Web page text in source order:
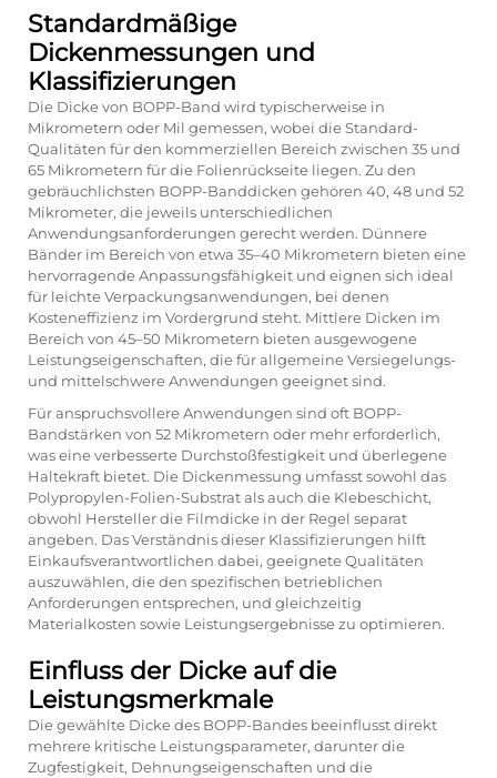
Standardmäßige
Dickenmessungen und
Klassifizierungen
Die Dicke von BOPP-Band wird typischerweise in
Mikrometern oder Mil gemessen, wobei die Standard-
Qualitäten für den kommerziellen Bereich zwischen 35 und
65 Mikrometern für die Folienrückseite liegen. Zu den
gebräuchlichsten BOPP-Banddicken gehören 40, 48 und 52
Mikrometer, die jeweils unterschiedlichen
Anwendungsanforderungen gerecht werden. Dünnere
Bänder im Bereich von etwa 35–40 Mikrometern bieten eine
hervorragende Anpassungsfähigkeit und eignen sich ideal
für leichte Verpackungsanwendungen, bei denen
Kosteneffizienz im Vordergrund steht. Mittlere Dicken im
Bereich von 45–50 Mikrometern bieten ausgewogene
Leistungseigenschaften, die für allgemeine Versiegelungs-
und mittelschwere Anwendungen geeignet sind.
Für anspruchsvollere Anwendungen sind oft BOPP-
Bandstärken von 52 Mikrometern oder mehr erforderlich,
was eine verbesserte Durchstoßfestigkeit und überlegene
Haltekraft bietet. Die Dickenmessung umfasst sowohl das
Polypropylen-Folien-Substrat als auch die Klebeschicht,
obwohl Hersteller die Filmdicke in der Regel separat
angeben. Das Verständnis dieser Klassifizierungen hilft
Einkaufsverantwortlichen dabei, geeignete Qualitäten
auszuwählen, die den spezifischen betrieblichen
Anforderungen entsprechen, und gleichzeitig
Materialkosten sowie Leistungsergebnisse zu optimieren.
Einfluss der Dicke auf die
Leistungsmerkmale
Die gewählte Dicke des BOPP-Bandes beeinflusst direkt
mehrere kritische Leistungsparameter, darunter die
Zugfestigkeit, Dehnungseigenschaften und die